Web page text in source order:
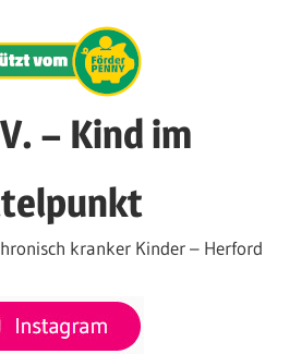
– Kind im
kranker Kinder – Herford